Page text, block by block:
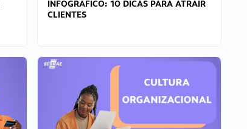
INFOGRÁFICO: 10 DICAS PARA ATRAIR
CLIENTES